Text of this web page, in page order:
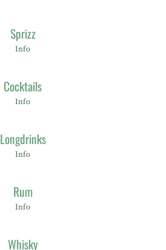
Sprizz
Info
Cocktails
Info
Longdrinks
Info
Rum
Info
Whisky